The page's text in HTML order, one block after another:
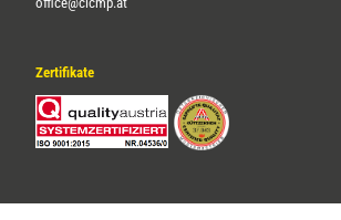
Zertifikate